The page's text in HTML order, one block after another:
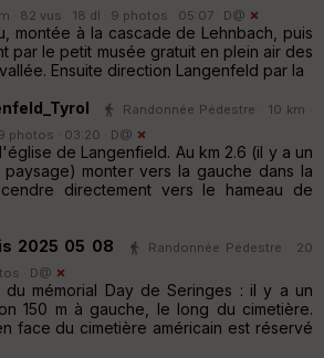
· 82 vus · 18 dl · 9 photos · 05:07 · D@
montée à la cascade de Lehnbach, puis
par le petit musée gratuit en plein air des
Ensuite direction Langenfeld par la
Randonnée Pédestre · 10 km ·
photos · 03:20 · D@
de Langenfield. Au km 2.6 (il y a un
monter vers la gauche dans la
directement vers le hameau de
2025 05 08
Randonnée Pédestre · 20
· D@
mémorial Day de Seringes : il y a un
150 m à gauche, le long du cimetière.
face du cimetière américain est réservé